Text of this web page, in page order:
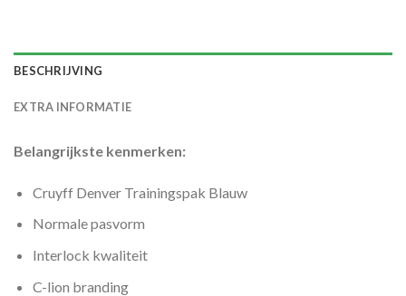
BESCHRIJVING
EXTRA INFORMATIE
Belangrijkste kenmerken:
Cruyff Denver Trainingspak Blauw
Normale pasvorm
Interlock kwaliteit
C-lion branding